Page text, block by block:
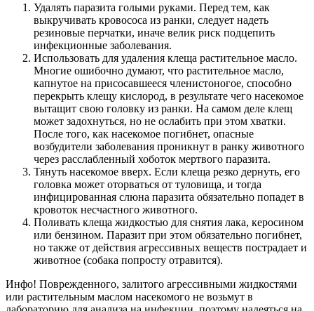
Удалять паразита голыми руками. Перед тем, как
выкручивать кровососа из ранки, следует надеть
резиновые перчатки, иначе велик риск подцепить
инфекционные заболевания.
Использовать для удаления клеща растительное масло.
Многие ошибочно думают, что растительное масло,
капнутое на присосавшееся членистоногое, способно
перекрыть клещу кислород, в результате чего насекомое
вытащит свою головку из ранки. На самом деле клещ
может задохнуться, но не ослабить при этом хватки.
После того, как насекомое погибнет, опасные
возбудители заболевания проникнут в ранку животного
через расслабленный хоботок мертвого паразита.
Тянуть насекомое вверх. Если клеща резко дернуть, его
головка может оторваться от туловища, и тогда
инфицированная слюна паразита обязательно попадет в
кровоток несчастного животного.
Поливать клеща жидкостью для снятия лака, керосином
или бензином. Паразит при этом обязательно погибнет,
но также от действия агрессивных веществ пострадает и
животное (собака попросту отравится).
Инфо! Поврежденного, залитого агрессивными жидкостями
или растительным маслом насекомого не возьмут в